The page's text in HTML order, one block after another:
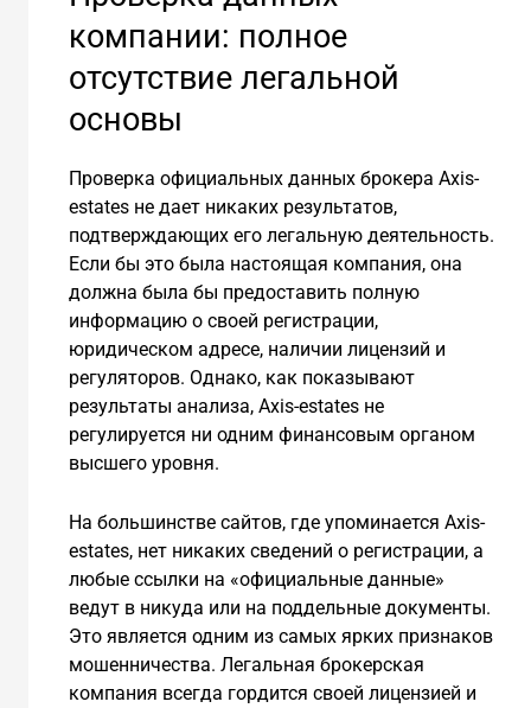
компании: полное
отсутствие легальной
основы
Проверка официальных данных брокера Axis-
estates не дает никаких результатов,
подтверждающих его легальную деятельность.
Если бы это была настоящая компания, она
должна была бы предоставить полную
информацию о своей регистрации,
юридическом адресе, наличии лицензий и
регуляторов. Однако, как показывают
результаты анализа, Axis-estates не
регулируется ни одним финансовым органом
высшего уровня.
На большинстве сайтов, где упоминается Axis-
estates, нет никаких сведений о регистрации, а
любые ссылки на «официальные данные»
ведут в никуда или на поддельные документы.
Это является одним из самых ярких признаков
мошенничества. Легальная брокерская
компания всегда гордится своей лицензией и